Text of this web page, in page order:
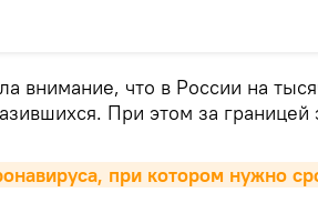
внимание, что в России на
При этом за границей
при котором нужно